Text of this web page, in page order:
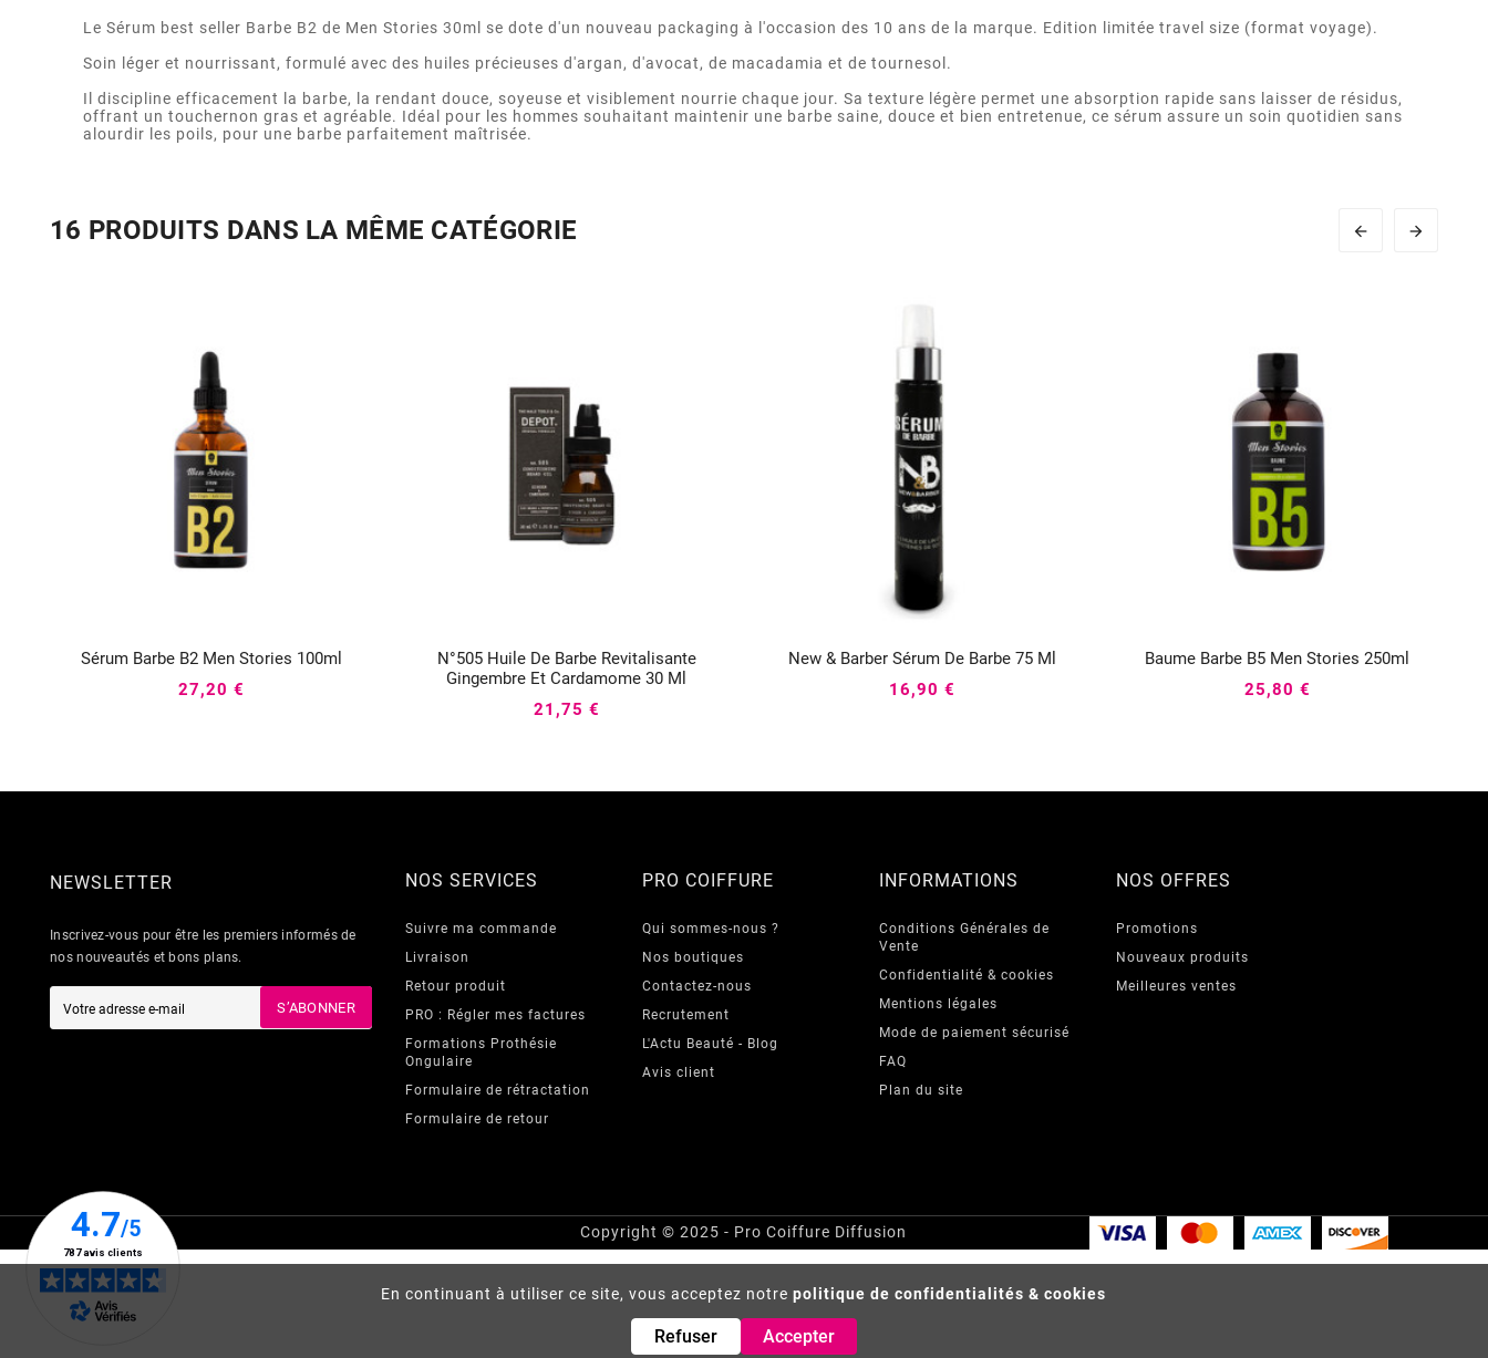
En continuant à utiliser ce site, vous acceptez notrepolitique de confidentialités & cookies
Refuser Accepter
Le Sérum best seller Barbe B2 de Men Stories 30ml se dote d'un nouveau packaging à l'occasion des 10 ans de la marque. Edition limitée travel size (format voyage).
Soin léger et nourrissant, formulé avec des huiles précieuses d'argan, d'avocat, de macadamia et de tournesol.
Il discipline efficacement la barbe, la rendant douce, soyeuse et visiblement nourrie chaque jour. Sa texture légère permet une absorption rapide sans laisser de résidus,
offrant un touchernon gras et agréable. Idéal pour les hommes souhaitant maintenir une barbe saine, douce et bien entretenue, ce sérum assure un soin quotidien sans
alourdir les poils, pour une barbe parfaitement maîtrisée.
16 PRODUITS DANS LA MÊME CATÉGORIE  
Sérum Barbe B2 Men Stories 100ml
27,20 €
N°505 Huile De Barbe Revitalisante
Gingembre Et Cardamome 30 Ml
  
21,75 €
New & Barber Sérum De Barbe 75 Ml
16,90 €
Baume Barbe B5 Men Stories 250ml
25,80 €
NEWSLETTER
Inscrivez-vous pour être les premiers informés de
nos nouveautés et bons plans.
S’ABONNER
NOS SERVICES
Suivre ma commande
Livraison
Retour produit
PRO : Régler mes factures
Formations Prothésie
Ongulaire
Formulaire de rétractation
Formulaire de retour
PRO COIFFURE
Qui sommes-nous ?
Nos boutiques
Contactez-nous
Recrutement
L'Actu Beauté - Blog
Avis client
INFORMATIONS
Conditions Générales de
Vente
Confidentialité & cookies
Mentions légales
Mode de paiement sécurisé
FAQ
Plan du site
NOS OFFRES
Promotions
Nouveaux produits
Meilleures ventes
Copyright © 2025 - Pro Coiffure Diffusion